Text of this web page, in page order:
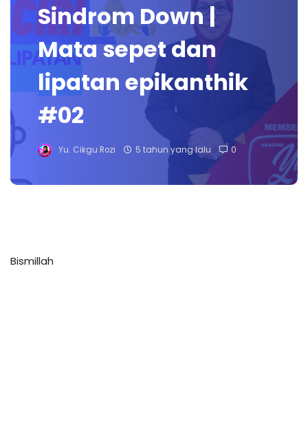
Sindrom Down |
Mata sepet dan
lipatan epikanthik
#02
Yu. Cikgu Rozi 5 tahun yang lalu 0
Bismillah